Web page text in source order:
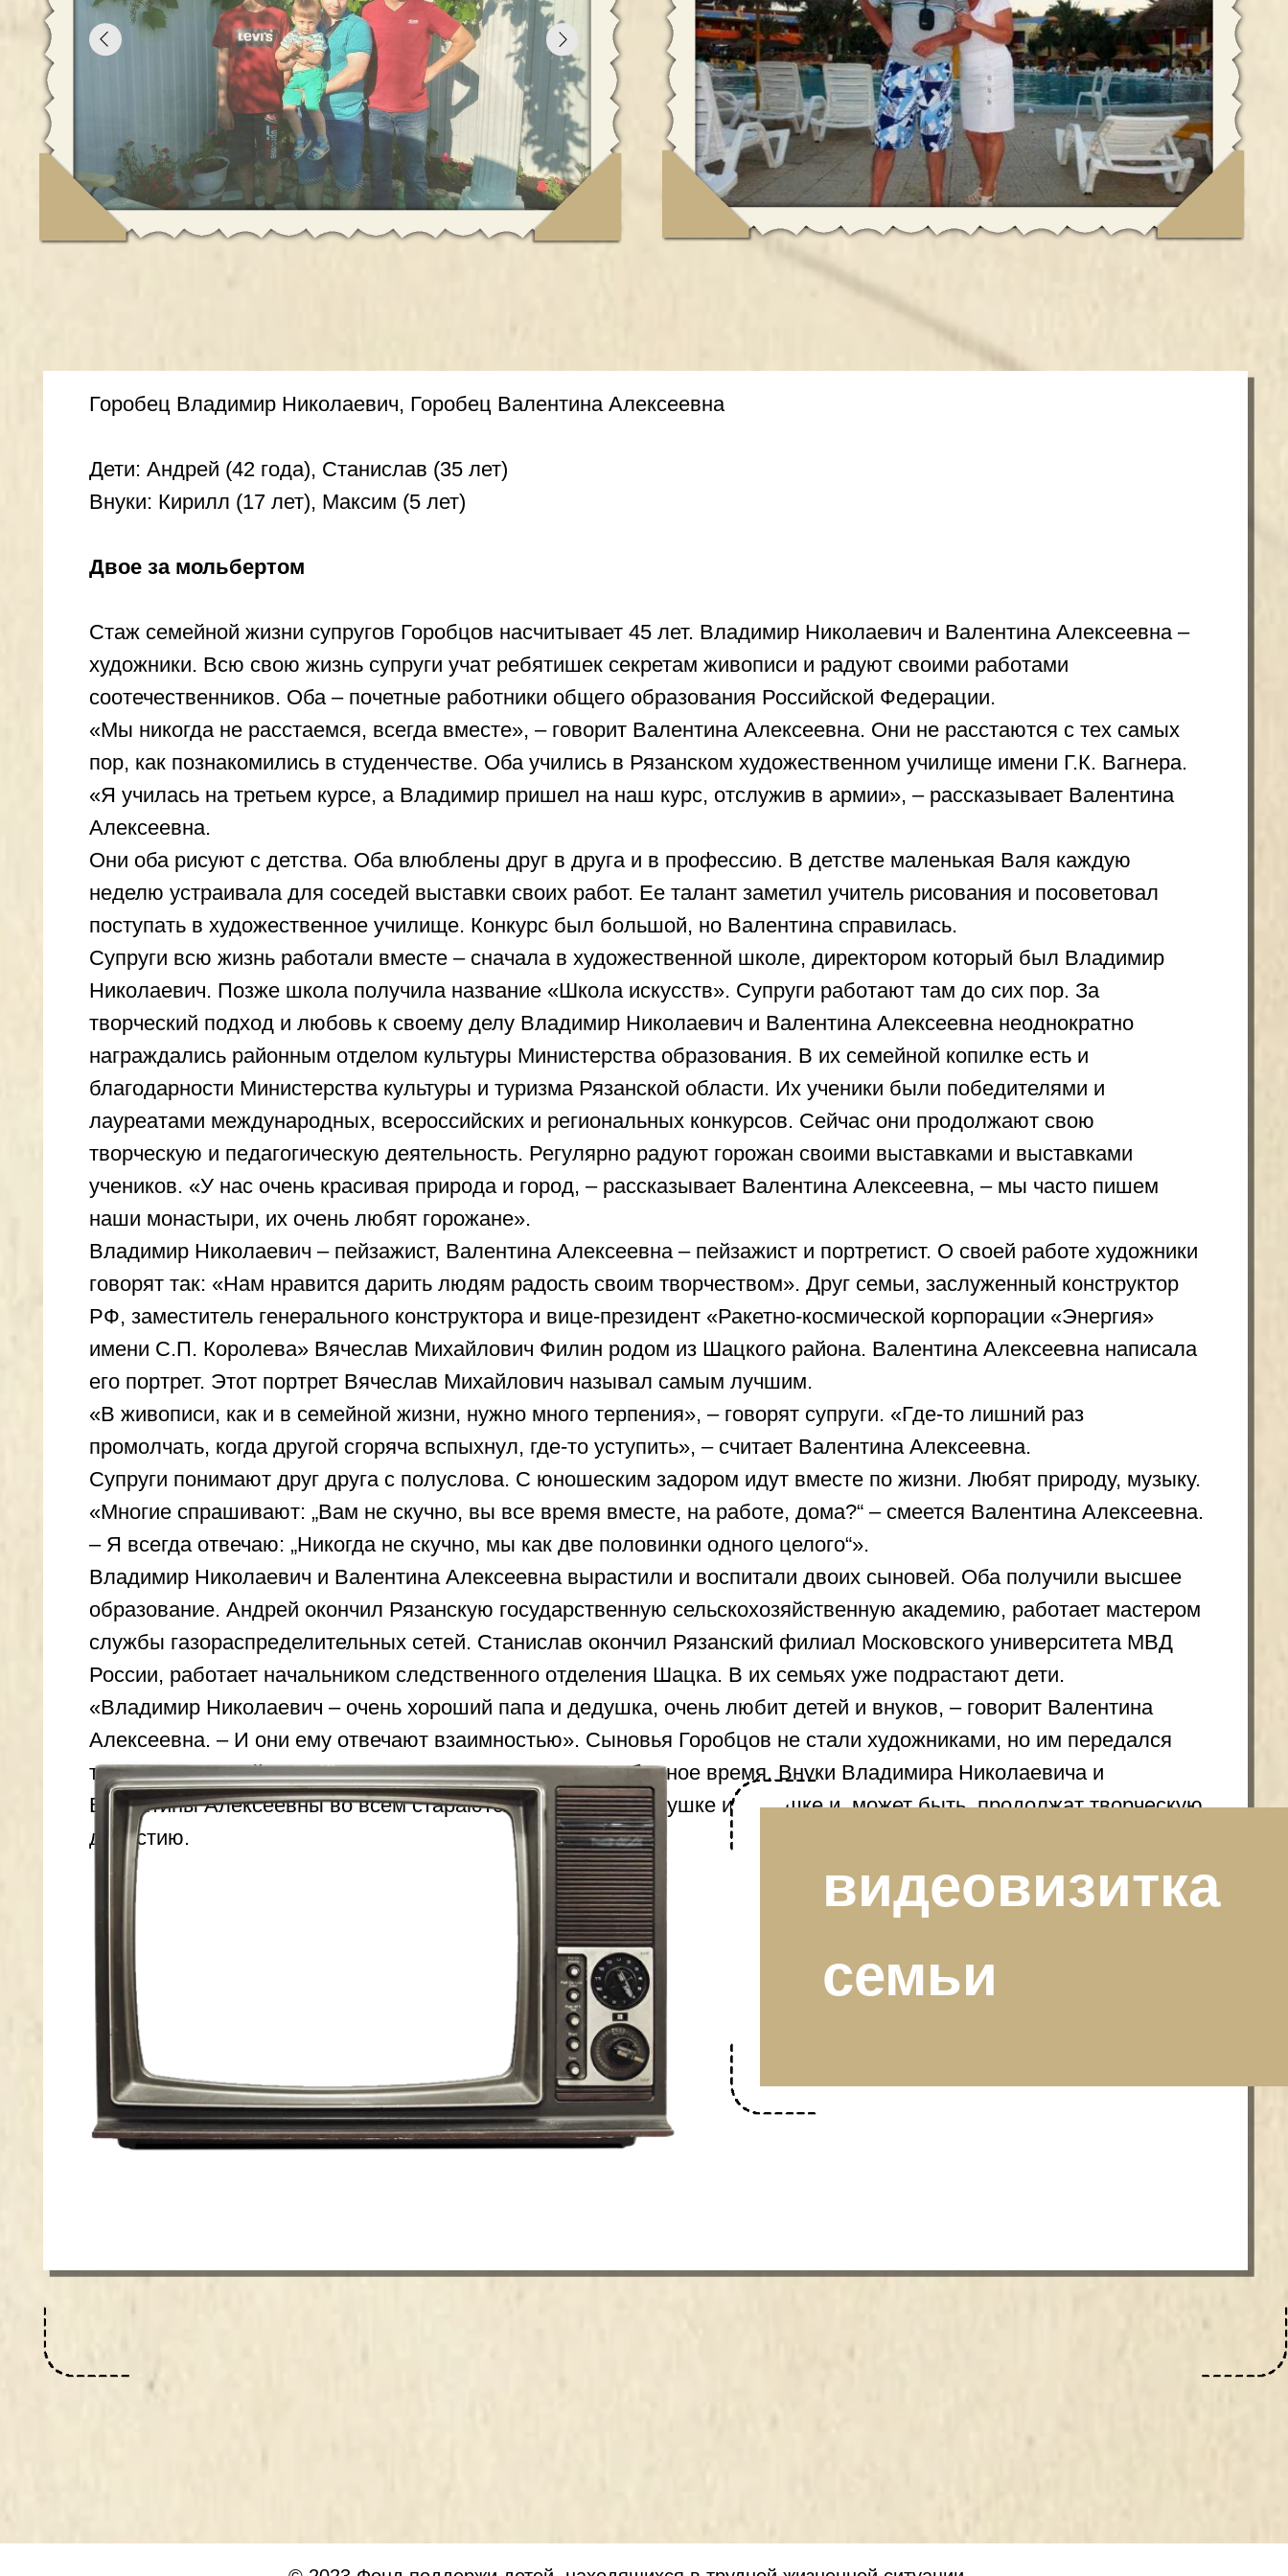
Двое за мольбертом
Стаж семейной жизни супругов Горобцов насчитывает 45 лет. Владимир Николаевич и Валентина Алексеевна –
художники. Всю свою жизнь супруги учат ребятишек секретам живописи и радуют своими работами
«Мы никогда не расстаемся, всегда вместе», – говорит Валентина Алексеевна. Они не расстаются с тех самых
Алексеевна.
Они оба рисуют с детства. Оба влюблены друг в друга и в профессию. В детстве маленькая Валя каждую
неделю устраивала для соседей выставки своих работ. Ее талант заметил учитель рисования и посоветовал
поступать в художественное училище. Конкурс был большой, но Валентина справилась.
Супруги всю жизнь работали вместе – сначала в художественной школе, директором который был Владимир
Николаевич. Позже школа получила название «Школа искусств». Супруги работают там до сих пор. За
творческий подход и любовь к своему делу Владимир Николаевич и Валентина Алексеевна неоднократно
награждались районным отделом культуры Министерства образования. В их семейной копилке есть и
благодарности Министерства культуры и туризма Рязанской области. Их ученики были победителями и
лауреатами международных, всероссийских и региональных конкурсов. Сейчас они продолжают свою
творческую и педагогическую деятельность. Регулярно радуют горожан своими выставками и выставками
учеников. «У нас очень красивая природа и город, – рассказывает Валентина Алексеевна, – мы часто пишем
наши монастыри, их очень любят горожане».
Владимир Николаевич – пейзажист, Валентина Алексеевна – пейзажист и портретист. О своей работе художники
говорят так: «Нам нравится дарить людям радость своим творчеством». Друг семьи, заслуженный конструктор
РФ, заместитель генерального конструктора и вице-президент «Ракетно-космической корпорации «Энергия»
имени С.П. Королева» Вячеслав Михайлович Филин родом из Шацкого района. Валентина Алексеевна написала
его портрет. Этот портрет Вячеслав Михайлович называл самым лучшим.
«В живописи, как и в семейной жизни, нужно много терпения», – говорят супруги. «Где-то лишний раз
промолчать, когда другой сгоряча вспыхнул, где-то уступить», – считает Валентина Алексеевна.
Супруги понимают друг друга с полуслова. С юношеским задором идут вместе по жизни. Любят природу, музыку.
«Многие спрашивают: „Вам не скучно, вы все время вместе, на работе, дома?“ – смеется Валентина Алексеевна.
– Я всегда отвечаю: „Никогда не скучно, мы как две половинки одного целого“».
Владимир Николаевич и Валентина Алексеевна вырастили и воспитали двоих сыновей. Оба получили высшее
образование. Андрей окончил Рязанскую государственную сельскохозяйственную академию, работает мастером
службы газораспределительных сетей. Станислав окончил Рязанский филиал Московского университета МВД
России, работает начальником следственного отделения Шацка. В их семьях уже подрастают дети.
«Владимир Николаевич – очень хороший папа и дедушка, очень любит детей и внуков, – говорит Валентина
Алексеевна. – И они ему отвечают взаимностью». Сыновья Горобцов не стали художниками, но им передался
талант родителей, и они с удовольствием рисуют в свободное время. Внуки Владимира Николаевича и
Валентины Алексеевны во всем стараются подражать дедушке и бабушке и, может быть, продолжат творческую
династию.
видеовизитка
семьи